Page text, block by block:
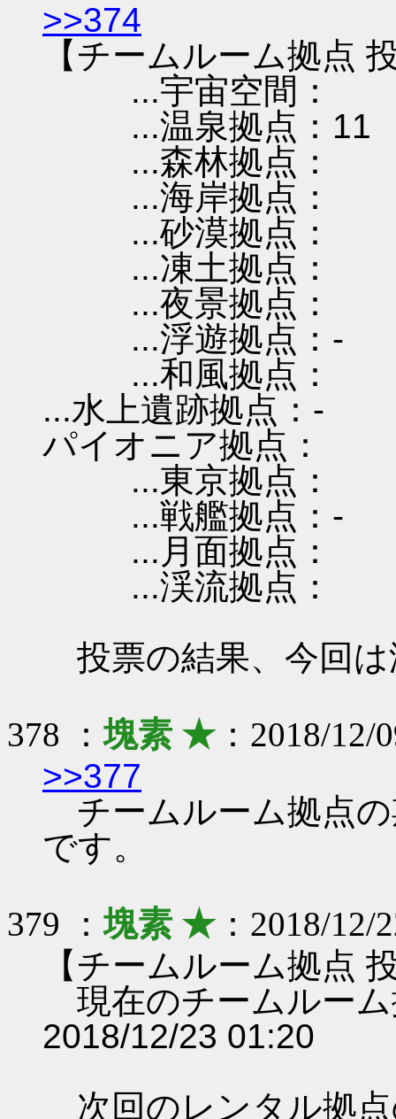
>>374
【チームルーム拠点
...宇宙空間：
...温泉拠点：11
...森林拠点：
...海岸拠点：
...砂漠拠点：
...凍土拠点：
...夜景拠点：
...浮遊拠点：-
...和風拠点：
...水上遺跡拠点：-
パイオニア拠点：
...東京拠点：
...戦艦拠点：-
...月面拠点：
...渓流拠点：
投票の結果、今回
378 ：塊素 ★：2018/12/
>>377
チームルーム拠点
です。
379 ：塊素 ★：2018/12/
【チームルーム拠点
現在のチームルー
2018/12/23 01:20
次回のレンタル拠